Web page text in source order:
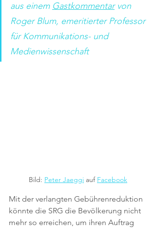
aus einem Gastkommentar von
Roger Blum, emeritierter Professor
für Kommunikations- und
Medienwissenschaft
Bild: Peter Jaeggi auf Facebook
Mit der verlangten Gebührenreduktion
könnte die SRG die Bevölkerung nicht
mehr so erreichen, um ihren Auftrag